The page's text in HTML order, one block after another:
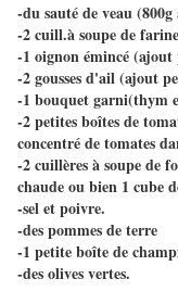
-du sauté de veau
-2 cuill.à soupe de farine
-1 oignon émincé (ajout
-2 gousses d'ail (ajout
-1 bouquet garni(thym
-2 petites boîtes de
concentré de tomates
-2 cuillères à soupe de
chaude ou bien 1 cube
-sel et poivre.
-des pommes de terre
-1 petite boîte de
-des olives vertes.